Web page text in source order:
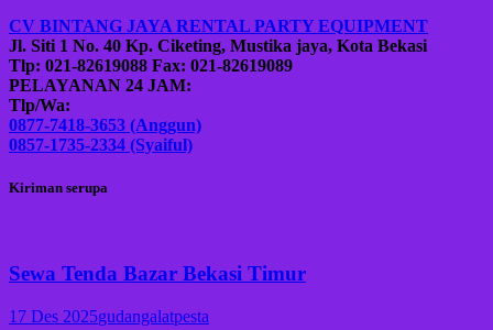
CV BINTANG JAYA RENTAL PARTY EQUIPMENT
Jl. Siti 1 No. 40 Kp. Ciketing, Mustika jaya, Kota Bekasi
Tlp: 021-82619088 Fax: 021-82619089
PELAYANAN 24 JAM:
Tlp/Wa:
0877-7418-3653 (Anggun)
0857-1735-2334 (Syaiful)
Kiriman serupa
Sewa Tenda Bazar Bekasi Timur
17 Des 2025gudangalatpesta